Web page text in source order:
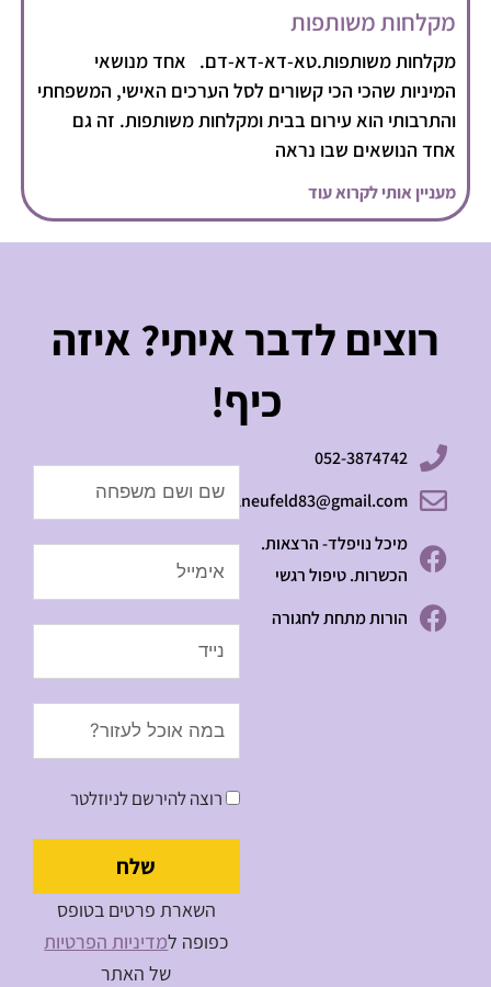
מקלחות משותפות
מקלחות משותפות.טא-דא-דא-דם. אחד מנושאי
המיניות שהכי הכי קשורים לסל הערכים האישי, המשפחתי
והתרבותי הוא עירום בבית ומקלחות משותפות. זה גם
אחד הנושאים שבו נראה
מעניין אותי לקרוא עוד
רוצים לדבר איתי? איזה
כיף!
052-3874742
michalneufeld83@gmail.com
מיכל נויפלד- הרצאות.
הכשרות. טיפול רגשי
הורות מתחת לחגורה
רוצה להירשם לניוזלטר
שלח
השארת פרטים בטופס
כפופה למדיניות הפרטיות
של האתר